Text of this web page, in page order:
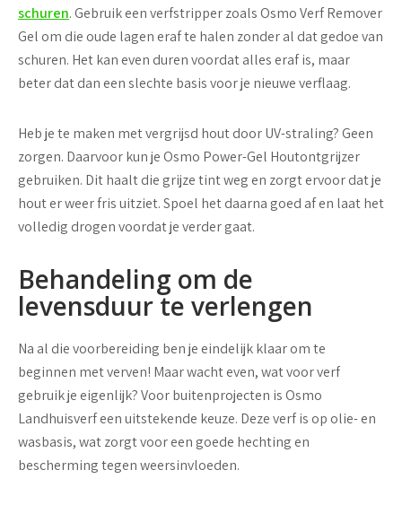
schuren. Gebruik een verfstripper zoals Osmo Verf Remover
Gel om die oude lagen eraf te halen zonder al dat gedoe van
schuren. Het kan even duren voordat alles eraf is, maar
beter dat dan een slechte basis voor je nieuwe verflaag.
Heb je te maken met vergrijsd hout door UV-straling? Geen
zorgen. Daarvoor kun je Osmo Power-Gel Houtontgrijzer
gebruiken. Dit haalt die grijze tint weg en zorgt ervoor dat je
hout er weer fris uitziet. Spoel het daarna goed af en laat het
volledig drogen voordat je verder gaat.
Behandeling om de
levensduur te verlengen
Na al die voorbereiding ben je eindelijk klaar om te
beginnen met verven! Maar wacht even, wat voor verf
gebruik je eigenlijk? Voor buitenprojecten is Osmo
Landhuisverf een uitstekende keuze. Deze verf is op olie- en
wasbasis, wat zorgt voor een goede hechting en
bescherming tegen weersinvloeden.